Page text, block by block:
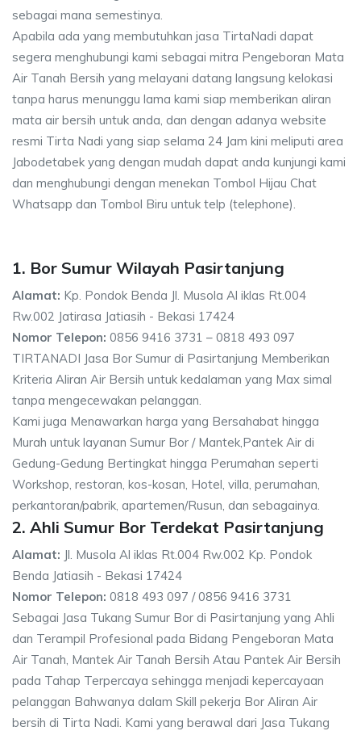
sebagai mana semestinya.
Apabila ada yang membutuhkan jasa TirtaNadi dapat
segera menghubungi kami sebagai mitra Pengeboran Mata
Air Tanah Bersih yang melayani datang langsung kelokasi
tanpa harus menunggu lama kami siap memberikan aliran
mata air bersih untuk anda, dan dengan adanya website
resmi Tirta Nadi yang siap selama 24 Jam kini meliputi area
Jabodetabek yang dengan mudah dapat anda kunjungi kami
dan menghubungi dengan menekan Tombol Hijau Chat
Whatsapp dan Tombol Biru untuk telp (telephone).
1. Bor Sumur Wilayah Pasirtanjung
Alamat: Kp. Pondok Benda Jl. Musola Al iklas Rt.004
Rw.002 Jatirasa Jatiasih - Bekasi 17424
Nomor Telepon: 0856 9416 3731 – 0818 493 097
TIRTANADI Jasa Bor Sumur di Pasirtanjung Memberikan
Kriteria Aliran Air Bersih untuk kedalaman yang Max simal
tanpa mengecewakan pelanggan.
Kami juga Menawarkan harga yang Bersahabat hingga
Murah untuk layanan Sumur Bor / Mantek,Pantek Air di
Gedung-Gedung Bertingkat hingga Perumahan seperti
Workshop, restoran, kos-kosan, Hotel, villa, perumahan,
perkantoran/pabrik, apartemen/Rusun, dan sebagainya.
2. Ahli Sumur Bor Terdekat Pasirtanjung
Alamat: Jl. Musola Al iklas Rt.004 Rw.002 Kp. Pondok
Benda Jatiasih - Bekasi 17424
Nomor Telepon: 0818 493 097 / 0856 9416 3731
Sebagai Jasa Tukang Sumur Bor di Pasirtanjung yang Ahli
dan Terampil Profesional pada Bidang Pengeboran Mata
Air Tanah, Mantek Air Tanah Bersih Atau Pantek Air Bersih
pada Tahap Terpercaya sehingga menjadi kepercayaan
pelanggan Bahwanya dalam Skill pekerja Bor Aliran Air
bersih di Tirta Nadi. Kami yang berawal dari Jasa Tukang